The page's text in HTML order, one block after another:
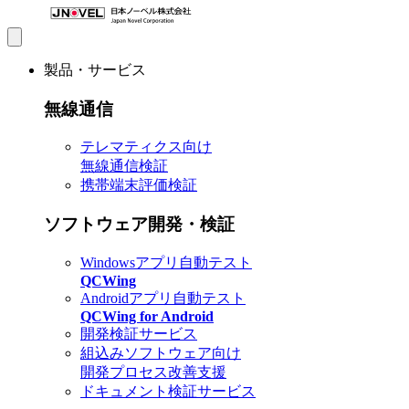
製品・サービス
無線通信
テレマティクス向け
無線通信検証
携帯端末評価検証
ソフトウェア開発・検証
Windowsアプリ自動テスト
QCWing
Androidアプリ自動テスト
QCWing for Android
開発検証サービス
組込みソフトウェア向け
開発プロセス改善支援
ドキュメント検証サービス